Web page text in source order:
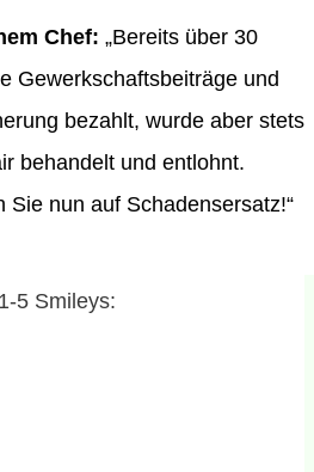
Chef: „Bereits über 30
Gewerkschaftsbeiträge und
bezahlt, wurde aber stets
behandelt und entlohnt.
Sie nun auf Schadensersatz!“
5 Smileys: